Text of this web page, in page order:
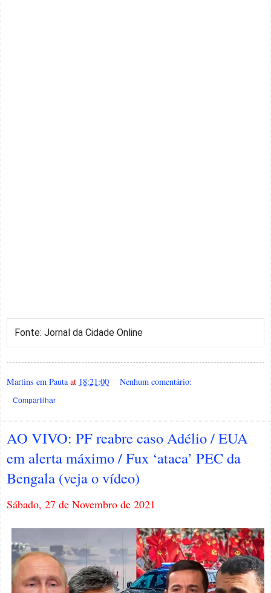
Fonte: Jornal da Cidade Online
Martins em Pauta at 18:21:00 Nenhum comentário:
Compartilhar
AO VIVO: PF reabre caso Adélio / EUA
em alerta máximo / Fux ‘ataca’ PEC da
Bengala (veja o vídeo)
Sábado, 27 de Novembro de 2021